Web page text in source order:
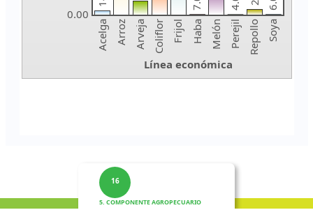
16
5. COMPONENTE AGROPECUARIO